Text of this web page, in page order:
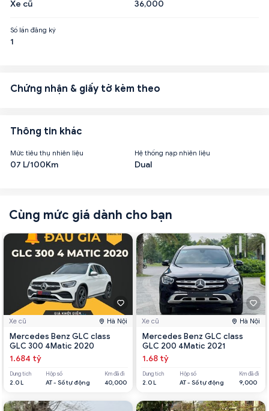
Xe cũ 36,000
Số lần đăng ký
1
Chứng nhận & giấy tờ kèm theo
Thông tin khác
Mức tiêu thụ nhiên liệu
07 L/100Km
Hệ thống nạp nhiên liệu
Dual
Cùng mức giá dành cho bạn
Xe cũ Hà Nội
Mercedes Benz GLC class
GLC 300 4Matic 2020
1.684 tỷ
Dung tích
2.0 L
Hộp số
AT - Số tự động
Km đã đi
40,000
Xe cũ Hà Nội
Mercedes Benz GLC class
GLC 200 4Matic 2021
1.68 tỷ
Dung tích
2.0 L
Hộp số
AT - Số tự động
Km đã đi
9,000